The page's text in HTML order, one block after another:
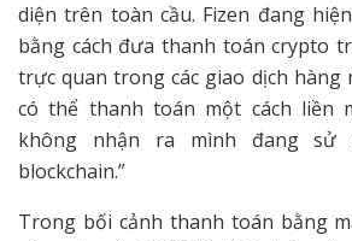
diện trên toàn cầu. Fizen đang
bằng cách đưa thanh toán crypto
trực quan trong các giao dịch hàng
có thể thanh toán một cách liền
không nhận ra mình đang sử
blockchain.”
Trong bối cảnh thanh toán bằng